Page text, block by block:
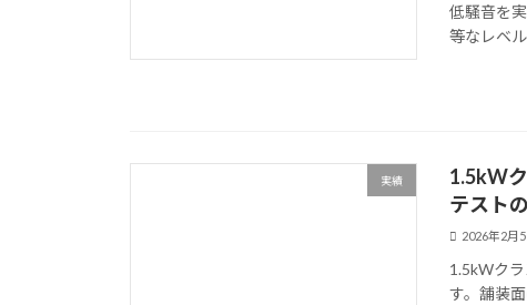
低騒音を
等なレベ
実績
1.5kW
テスト
2026年2月
1.5kWク
す。舗装